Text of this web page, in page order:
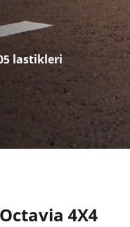
lastikleri
4X4